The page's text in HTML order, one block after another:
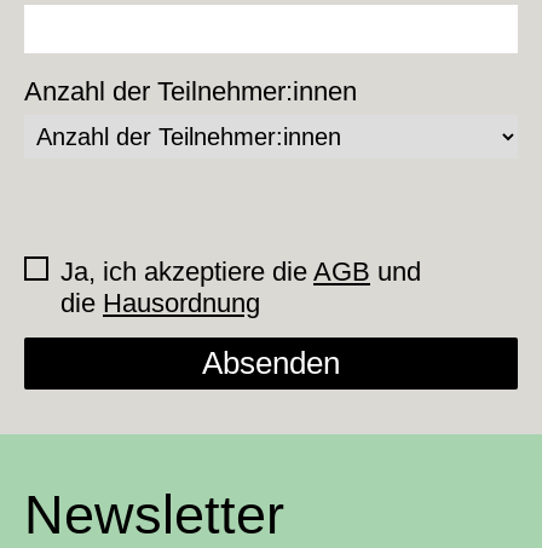
Anzahl der Teilnehmer:innen
Ja, ich akzeptiere die AGB und
die Hausordnung
Absenden
Newsletter